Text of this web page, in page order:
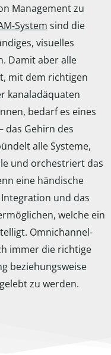
Management zu
System sind die
visuelles
Damit aber alle
mit dem richtigen
kanaladäquaten
bedarf es eines
das Gehirn des
alle Systeme,
und orchestriert das
eine händische
und das
welche ein
Omnichannel-
immer die richtige
beziehungsweise
zu werden.